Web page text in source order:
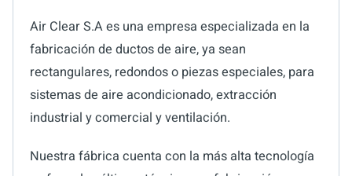
Air Clear S.A es una empresa especializada en la
fabricación de ductos de aire, ya sean
rectangulares, redondos o piezas especiales, para
sistemas de aire acondicionado, extracción
industrial y comercial y ventilación.
Nuestra fábrica cuenta con la más alta tecnología